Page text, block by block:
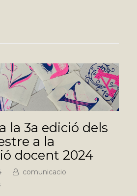
la 3a edició dels
a la
docent 2024
comunicacio